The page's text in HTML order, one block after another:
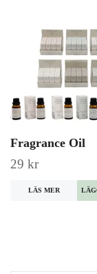
Fragrance Oil
29 kr
LÄS MER